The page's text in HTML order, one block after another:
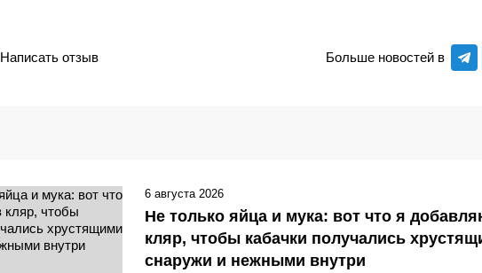
Больше новостей в
Написать отзыв
Не только яйца и мука: вот что я
кляр, чтобы кабачки получались
снаружи и нежными внутри
6 августа 2026